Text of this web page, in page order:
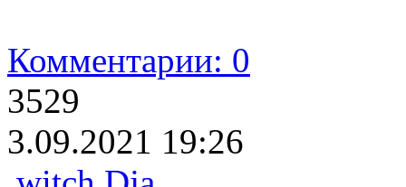
Комментарии: 0
3529
3.09.2021 19:26